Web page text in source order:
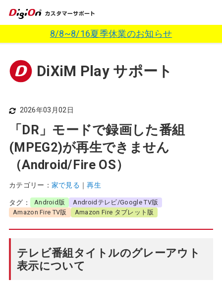
8/8~8/16夏季休業のお知らせ
DiXiM Play サポート
2026年03月02日
「DR」モードで録画した番組
(MPEG2)が再生できません
（Android/Fire OS）
カテゴリー： 家で見る 再生
タグ： Android版
Androidテレビ/Google TV版
Amazon Fire TV版
Amazon Fire タブレット版
テレビ番組タイトルのグレーアウト
表示について